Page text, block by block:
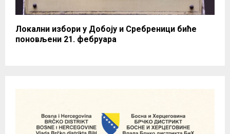
Локални избори у Добоју и Сребреници биће
поновљени 21. фебруара